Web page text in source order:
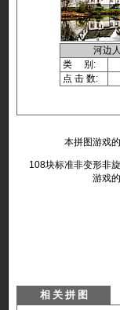
河边
类 别:
点 击 数:
本拼图游戏
108块标准非变形非
游戏